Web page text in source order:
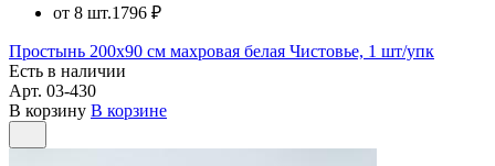
от 8 шт.1796 ₽
Простынь 200х90 см махровая белая Чистовье, 1 шт/упк
Есть в наличии
Арт. 03-430
В корзину В корзине